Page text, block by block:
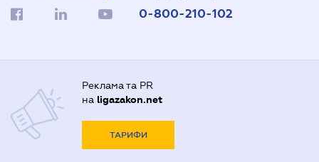
0-800-210-102
Реклама та PR
на ligazakon.net
ТАРИФИ